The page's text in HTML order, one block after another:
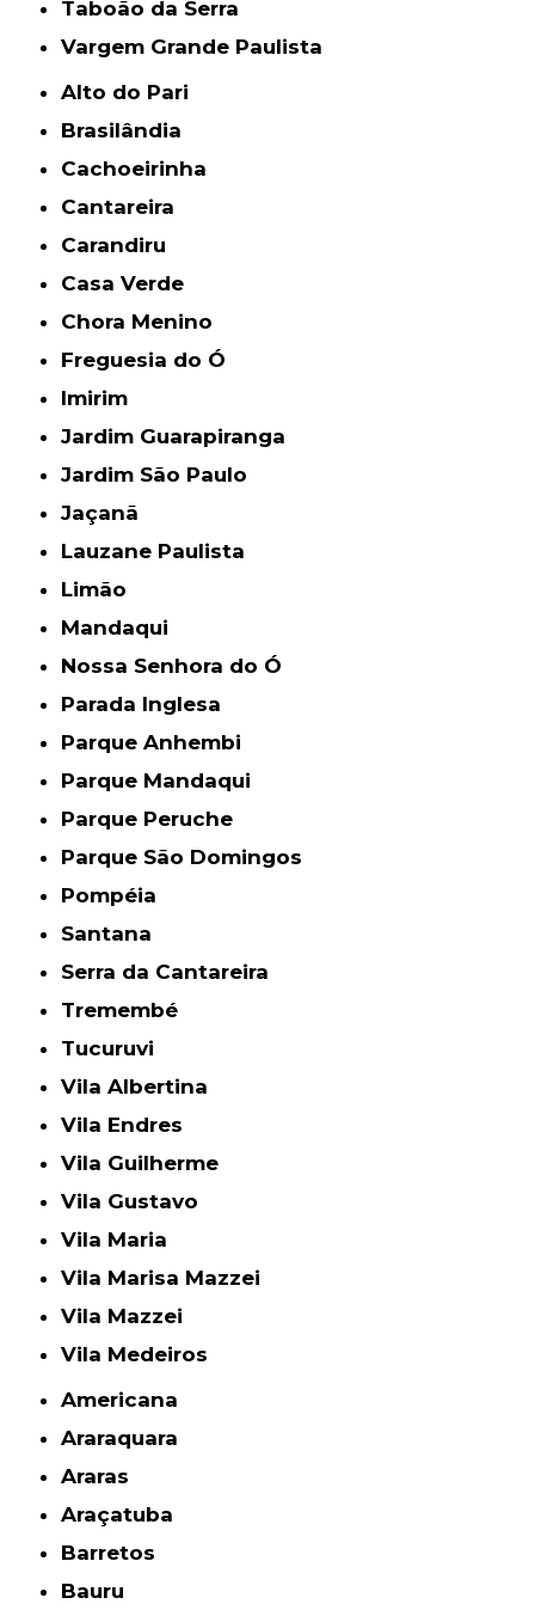
Taboão da Serra
Vargem Grande Paulista
Alto do Pari
Brasilândia
Cachoeirinha
Cantareira
Carandiru
Casa Verde
Chora Menino
Freguesia do Ó
Imirim
Jardim Guarapiranga
Jardim São Paulo
Jaçanã
Lauzane Paulista
Limão
Mandaqui
Nossa Senhora do Ó
Parada Inglesa
Parque Anhembi
Parque Mandaqui
Parque Peruche
Parque São Domingos
Pompéia
Santana
Serra da Cantareira
Tremembé
Tucuruvi
Vila Albertina
Vila Endres
Vila Guilherme
Vila Gustavo
Vila Maria
Vila Marisa Mazzei
Vila Mazzei
Vila Medeiros
Americana
Araraquara
Araras
Araçatuba
Barretos
Bauru